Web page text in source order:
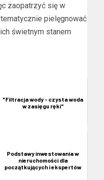
zaopatrzyć się w
pielęgnować
świetnym stanem
"Filtracja wody - czysta woda
w zasięgu ręki"
Podstawy inwestowania w
nieruchomości dla
początkujących i ekspertów